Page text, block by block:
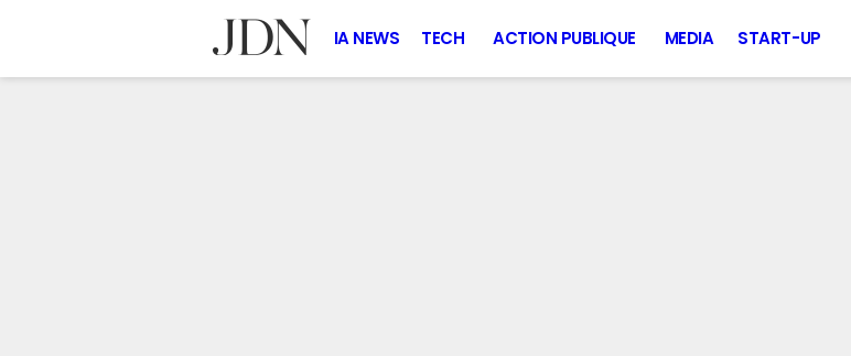
IA NEWS TECH ACTION PUBLIQUE MEDIA START-UP